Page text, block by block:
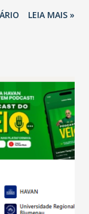
também
do 13º
já que o
anos recentes.
2025, 40% dos
e outros 40%
de
pouco abaixo
não existiam em
LEIA MAIS »